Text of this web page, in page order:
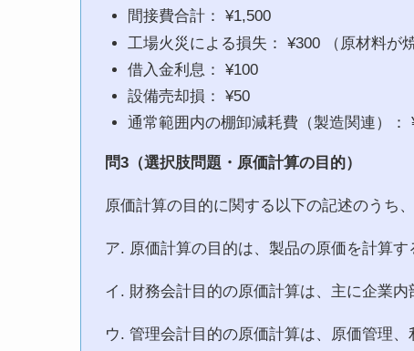
間接費合計： ¥1,500
工場火災による損失： ¥300 （原材料が焼
借入金利息： ¥100
設備売却損： ¥50
通常範囲内の棚卸減耗費（製造関連）：
問3（選択肢問題・原価計算の目的）
原価計算の目的に関する以下の記述のうち
ア. 原価計算の目的は、製品の原価を計算す
イ. 財務会計目的の原価計算は、主に企業
ウ. 管理会計目的の原価計算は、原価管理